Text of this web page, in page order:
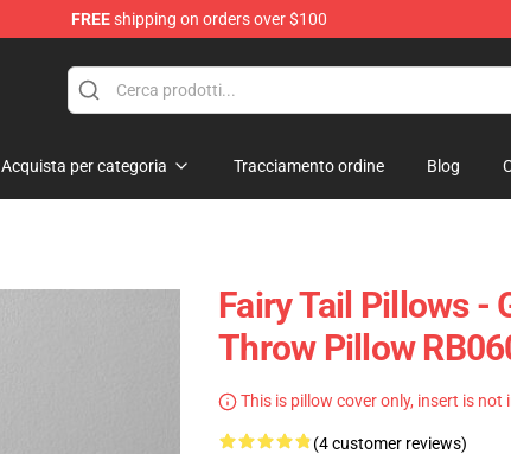
FREEshipping on orders over $100
Acquista per categoria Tracciamento ordine Blog
Fairy Tail Pillows -
Throw Pillow
This is pillow cover only, insert is not
(4 customer reviews)